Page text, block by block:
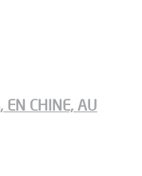
EN CHINE, AU